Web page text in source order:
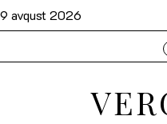
9 avqust 2026